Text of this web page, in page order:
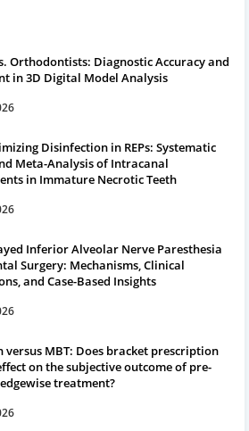
Orthodontists: Diagnostic Accuracy and
in 3D Digital Model Analysis
Disinfection in REPs: Systematic
Meta-Analysis of Intracanal
in Immature Necrotic Teeth
Inferior Alveolar Nerve Paresthesia
Surgery: Mechanisms, Clinical
and Case-Based Insights
versus MBT: Does bracket prescription
on the subjective outcome of pre-
treatment?